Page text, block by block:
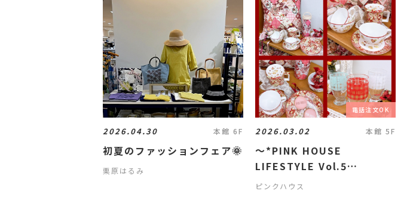
2026.04.30 本館 6F
初夏のファッションフェア🌞
栗原はるみ
電話注文OK
2026.03.02 本館 5F
〜*PINK HOUSE
LIFESTYLE Vol.5
RELEASE*〜【電話注文
ピンクハウス